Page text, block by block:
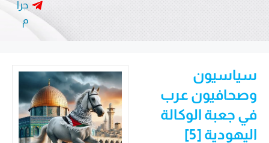
جرا
م
سياسيون
وصحافيون عرب
في جعبة الوكالة
اليهودية [5]